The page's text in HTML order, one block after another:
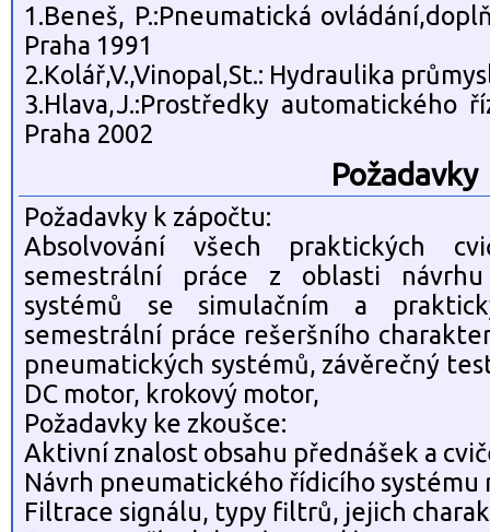
1.Beneš, P.:Pneumatická
Praha 1991
2.Kolář,V.,Vinopal,St.: Hydraulika
3.Hlava,J.:Prostředky automatického
Praha 2002
Požadavky
Požadavky k zápočtu:
Absolvování všech praktických
semestrální práce z oblasti
systémů se simulačním a
semestrální práce rešeršního
pneumatických systémů, závěrečný
DC motor, krokový motor,
Požadavky ke zkoušce:
Aktivní znalost obsahu přednášek a
Návrh pneumatického řídicího systému
Filtrace signálu, typy filtrů, jejich